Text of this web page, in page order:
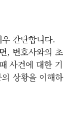
간단합니다.
, 변호사와의 초
사건에 대한 기
상황을 이해하